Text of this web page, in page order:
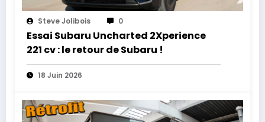
Steve Jolibois 0
Essai Subaru Uncharted 2Xperience
221 cv : le retour de Subaru !
18 Juin 2026